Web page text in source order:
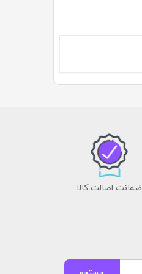
ضمانت اصالت کالا